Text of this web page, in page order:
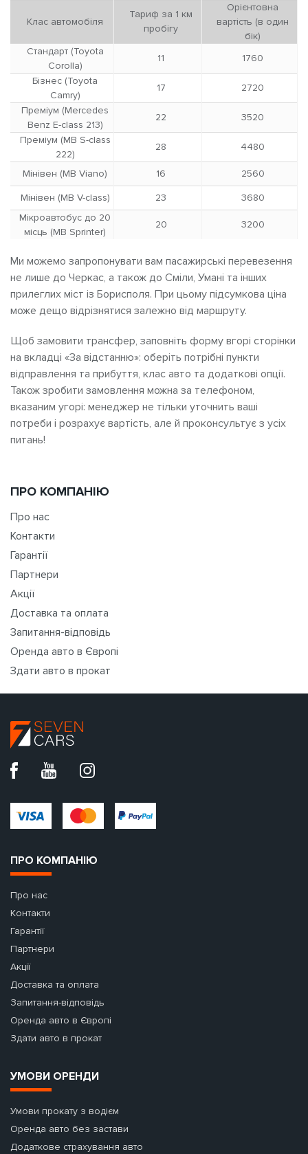
Клас автомобіля
Тариф за 1 км
пробігу
Орієнтовна
вартість (в один
бік)
Стандарт (Toyota
Corolla)
11
1760
Бізнес (Toyota
Camry)
17
2720
Преміум (Mercedes
Benz E-class 213)
22
3520
Преміум (MB S-class
222)
28 4480
Мінівен (MB Viano) 16 2560
Мінівен (MB V-class) 23
3680
Мікроавтобус до 20
місць (MB Sprinter)
20 3200
Ми можемо запропонувати вам пасажирські перевезення
не лише до Черкас, а також до Сміли, Умані та інших
прилеглих міст із Борисполя. При цьому підсумкова ціна
може дещо відрізнятися залежно від маршруту.
Щоб замовити трансфер, заповніть форму вгорі сторінки
на вкладці «За відстанню»: оберіть потрібні пункти
відправлення та прибуття, клас авто та додаткові опції.
Також зробити замовлення можна за телефоном,
вказаним угорі: менеджер не тільки уточнить ваші
потреби і розрахує вартість, але й проконсультує з усіх
питань!
ПРО КОМПАНІЮ
Про нас
Контакти
Гарантії
Партнери
Акції
Доставка та оплата
Запитання-відповідь
Оренда авто в Європі
Здати авто в прокат
ПРО КОМПАНІЮ
Про нас
Контакти
Гарантії
Партнери
Акції
Доставка та оплата
Запитання-відповідь
Оренда авто в Європі
Здати авто в прокат
УМОВИ ОРЕНДИ
Умови прокату з водієм
Оренда авто без застави
Додаткове страхування авто